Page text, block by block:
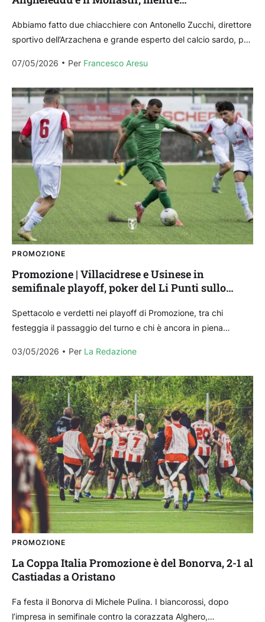
Abbiamo fatto due chiacchiere con Antonello Zucchi, direttore
sportivo dell’Arzachena e grande esperto del calcio sardo, per
07/05/2026
Per Francesco Aresu
PROMOZIONE
Promozione | Villacidrese e Usinese in
semifinale playoff, poker del Li Punti sullo
Spettacolo e verdetti nei playoff di Promozione, tra chi
festeggia il passaggio del turno e chi è ancora in piena
03/05/2026
Per La Redazione
PROMOZIONE
La Coppa Italia Promozione è del Bonorva, 2-1 al
Castiadas a Oristano
Fa festa il Bonorva di Michele Pulina. I biancorossi, dopo
l’impresa in semifinale contro la corazzata Alghero,